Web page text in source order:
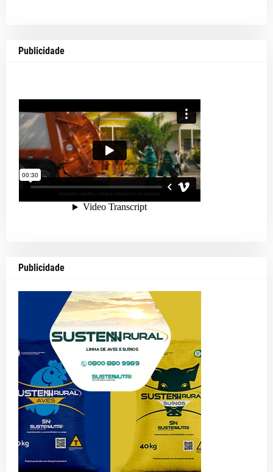
Publicidade
Publicidade